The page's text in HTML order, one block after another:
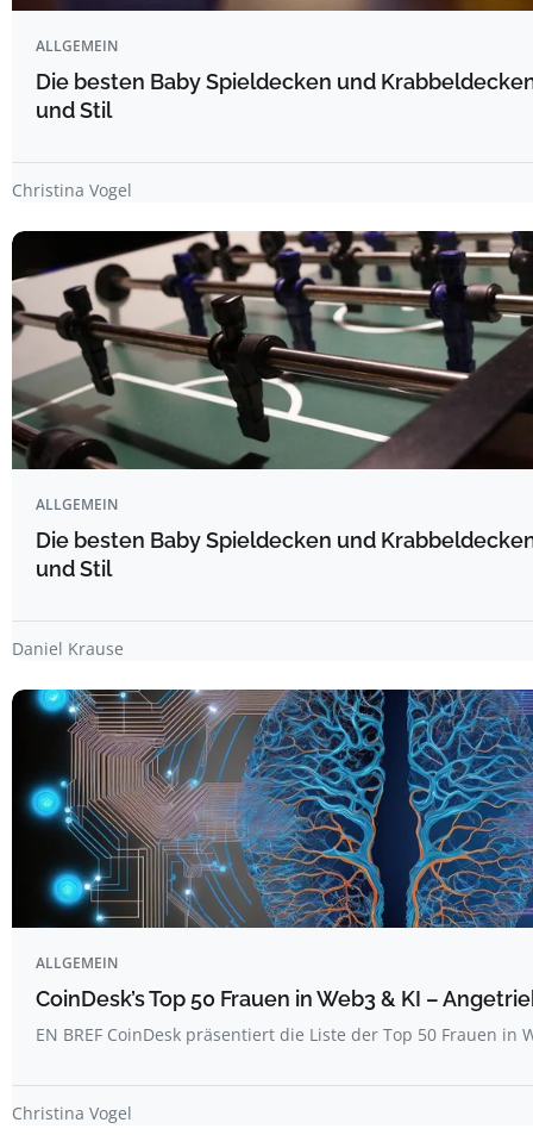
ALLGEMEIN
Die besten Baby Spieldecken und
und Stil
Christina Vogel
ALLGEMEIN
Die besten Baby Spieldecken und
und Stil
Daniel Krause
ALLGEMEIN
CoinDesk’s Top 50 Frauen in Web3 & KI –
EN BREF CoinDesk präsentiert die Liste der Top 50 Frauen in
Christina Vogel